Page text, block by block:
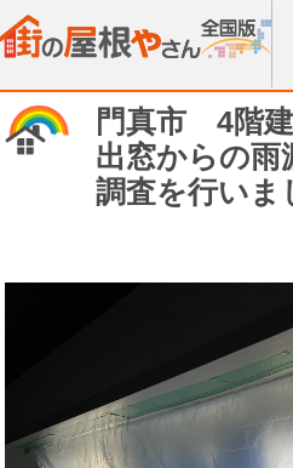
門真市 4階
出窓からの雨
調査を行いま